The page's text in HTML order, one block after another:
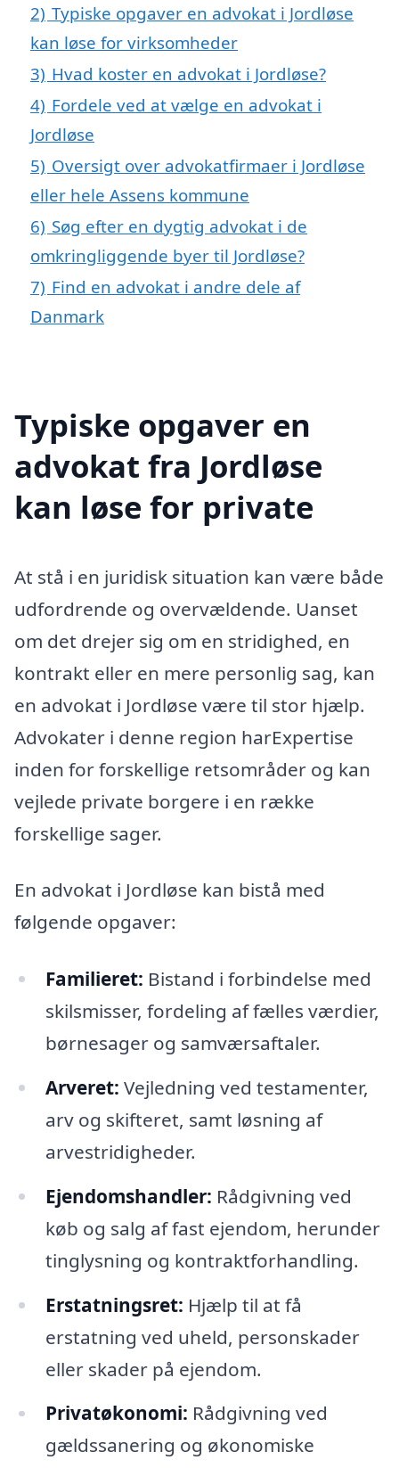
2) Typiske opgaver en advokat i Jordløse
kan løse for virksomheder
3) Hvad koster en advokat i Jordløse?
4) Fordele ved at vælge en advokat i
Jordløse
5) Oversigt over advokatfirmaer i Jordløse
eller hele Assens kommune
6) Søg efter en dygtig advokat i de
omkringliggende byer til Jordløse?
7) Find en advokat i andre dele af
Danmark
Typiske opgaver en
advokat fra Jordløse
kan løse for private
At stå i en juridisk situation kan være både
udfordrende og overvældende. Uanset
om det drejer sig om en stridighed, en
kontrakt eller en mere personlig sag, kan
en advokat i Jordløse være til stor hjælp.
Advokater i denne region harExpertise
inden for forskellige retsområder og kan
vejlede private borgere i en række
forskellige sager.
En advokat i Jordløse kan bistå med
følgende opgaver:
Familieret: Bistand i forbindelse med
skilsmisser, fordeling af fælles værdier,
børnesager og samværsaftaler.
Arveret: Vejledning ved testamenter,
arv og skifteret, samt løsning af
arvestridigheder.
Ejendomshandler: Rådgivning ved
køb og salg af fast ejendom, herunder
tinglysning og kontraktforhandling.
Erstatningsret: Hjælp til at få
erstatning ved uheld, personskader
eller skader på ejendom.
Privatøkonomi: Rådgivning ved
gældssanering og økonomiske